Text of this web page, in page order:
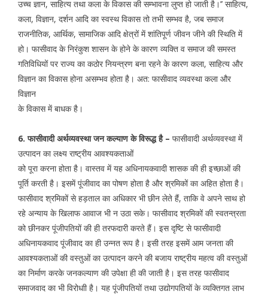
उच्च ज्ञान, साहित्य तथा कला के विकास की सम्भावना लुप्त हो जाती है।’’ साहित्य,
कला, विज्ञान, दर्शन आदि का स्वस्थ विकास तो तभी सम्भव है, जब समाज
राजनीतिक, आर्थिक, सामाजिक आदि क्षेत्रों में शांतिपूर्ण जीवन जीने की स्थिति में
हो। फासीवाद के निरंकुश शासन के होने के कारण व्यक्ति व समाज की समस्त
गतिविधियों पर राज्य का कठोर नियन्त्रण बना रहने के कारण कला, साहित्य और
विज्ञान का विकास होना असम्भव होता है। अत: फासीवाद व्यवस्था कला और
विज्ञान
के विकास में बाधक है।
6. फासीवादी अर्थव्यवस्था जन कल्याण के विरूद्ध है – फासीवादी अर्थव्यवस्था में
उत्पादन का लक्ष्य राष्ट्रीय आवश्यकताओं
को पूरा करना होता है। वास्तव में यह अधिनायकवादी शासक की ही इच्छाओं की
पूर्ति करती है। इसमें पूंजीवाद का पोषण होता है और श्रमिकों का अहित होता है।
फासीवाद श्रमिकों से हड़ताल का अधिकार भी छीन लेते हैं, ताकि वे अपने साथ हो
रहे अन्याय के खिलाफ आवाज भी न उठा सके। फासीवाद श्रमिकों की स्वतन्त्रता
को छीनकर पूंजीपतियों की ही तरफदारी करते हैं। इस दृष्टि से फासीवादी
अधिनायकवाद पूंजीवाद का ही उन्नत रूप है। इसी तरह इसमें आम जनता की
आवश्यकताओं की वस्तुओं का उत्पादन करने की बजाय राष्ट्रीय महत्व की वस्तुओं
का निर्माण करके जनकल्याण की उपेक्षा ही की जाती है। इस तरह फासीवाद
समाजवाद का भी विरोधाी है। यह पूंजीपतियों तथा उद्योगपतियों के व्यक्तिगत लाभ